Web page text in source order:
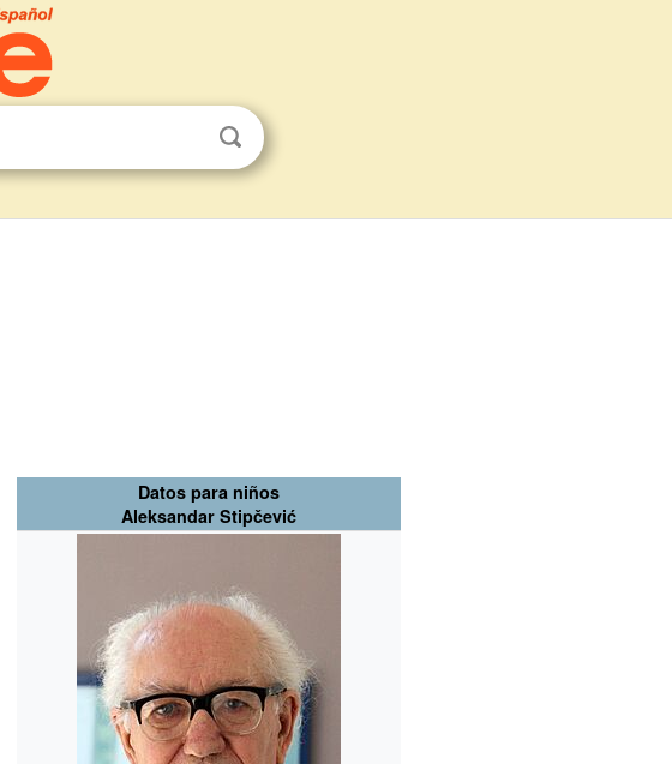
Datos para niños
Aleksandar Stipčević